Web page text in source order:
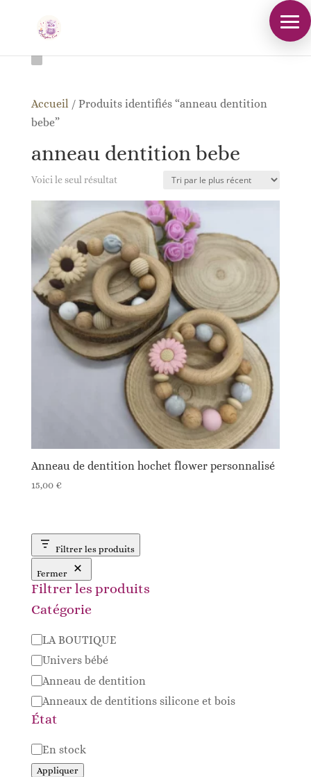
Accueil / Produits identifiés “anneau dentition
bebe”
anneau dentition bebe
Voici le seul résultat
Anneau de dentition hochet flower personnalisé
15,00 €
Filtrer les produits
Fermer
Filtrer les produits
Catégorie
Catégorie
LA BOUTIQUE
Univers bébé
Anneau de dentition
Anneaux de dentitions silicone et bois
État
Disponibilité
En stock
Appliquer